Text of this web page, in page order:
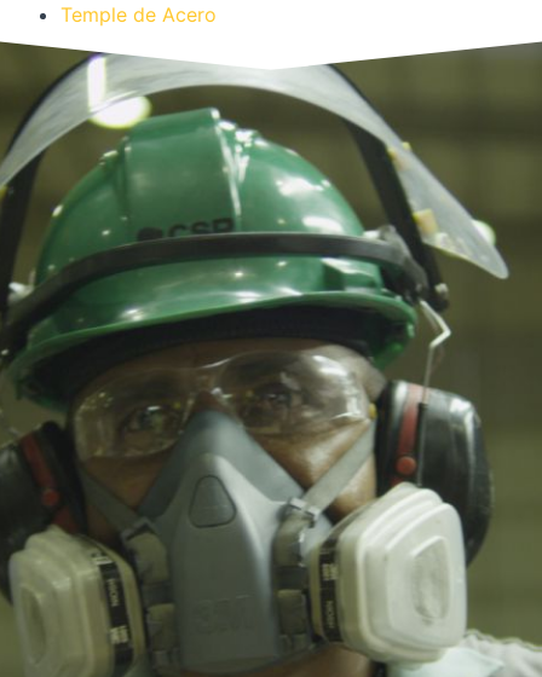
Temple de Acero